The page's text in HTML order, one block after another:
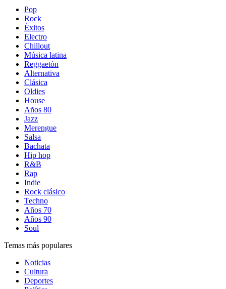
Pop
Rock
Éxitos
Electro
Chillout
Música latina
Reggaetón
Alternativa
Clásica
Oldies
House
Años 80
Jazz
Merengue
Salsa
Bachata
Hip hop
R&B
Rap
Indie
Rock clásico
Techno
Años 70
Años 90
Soul
Temas más populares
Noticias
Cultura
Deportes